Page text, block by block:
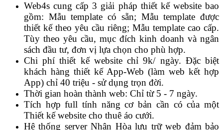
Web4s cung cấp 3 giải pháp thiết kế website bao
gồm: Mẫu template có sẵn; Mẫu template được
thiết kế theo yêu cầu riêng; Mẫu template cao cấp.
Tùy theo yêu cầu, mục đích kinh doanh và ngân
sách đầu tư, đơn vị lựa chọn cho phù hợp.
Chi phí thiết kế website chỉ 9k/ ngày. Đặc biệt
khách hàng thiết kế App-Web (làm web kết hợp
App) chỉ 40 triệu - sử dụng trọn đời.
Thời gian hoàn thành web: Chỉ từ 5 - 7 ngày.
Tích hợp full tính năng cơ bản cần có của một
Thiết kế website cho thuê áo cưới.
Hệ thống server Nhân Hòa lưu trữ web đảm bảo